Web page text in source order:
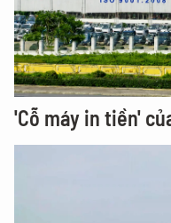
'Cỗ máy in tiền'